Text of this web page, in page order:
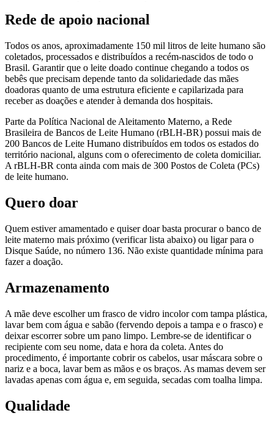
Rede de apoio nacional
Todos os anos, aproximadamente 150 mil litros de leite humano são
coletados, processados e distribuídos a recém-nascidos de todo o
Brasil. Garantir que o leite doado continue chegando a todos os
bebês que precisam depende tanto da solidariedade das mães
doadoras quanto de uma estrutura eficiente e capilarizada para
receber as doações e atender à demanda dos hospitais.
Parte da Política Nacional de Aleitamento Materno, a Rede
Brasileira de Bancos de Leite Humano (rBLH-BR) possui mais de
200 Bancos de Leite Humano distribuídos em todos os estados do
território nacional, alguns com o oferecimento de coleta domiciliar.
A rBLH-BR conta ainda com mais de 300 Postos de Coleta (PCs)
de leite humano.
Quero doar
Quem estiver amamentado e quiser doar basta procurar o banco de
leite materno mais próximo (verificar lista abaixo) ou ligar para o
Disque Saúde, no número 136. Não existe quantidade mínima para
fazer a doação.
Armazenamento
A mãe deve escolher um frasco de vidro incolor com tampa plástica,
lavar bem com água e sabão (fervendo depois a tampa e o frasco) e
deixar escorrer sobre um pano limpo. Lembre-se de identificar o
recipiente com seu nome, data e hora da coleta. Antes do
procedimento, é importante cobrir os cabelos, usar máscara sobre o
nariz e a boca, lavar bem as mãos e os braços. As mamas devem ser
lavadas apenas com água e, em seguida, secadas com toalha limpa.
Qualidade